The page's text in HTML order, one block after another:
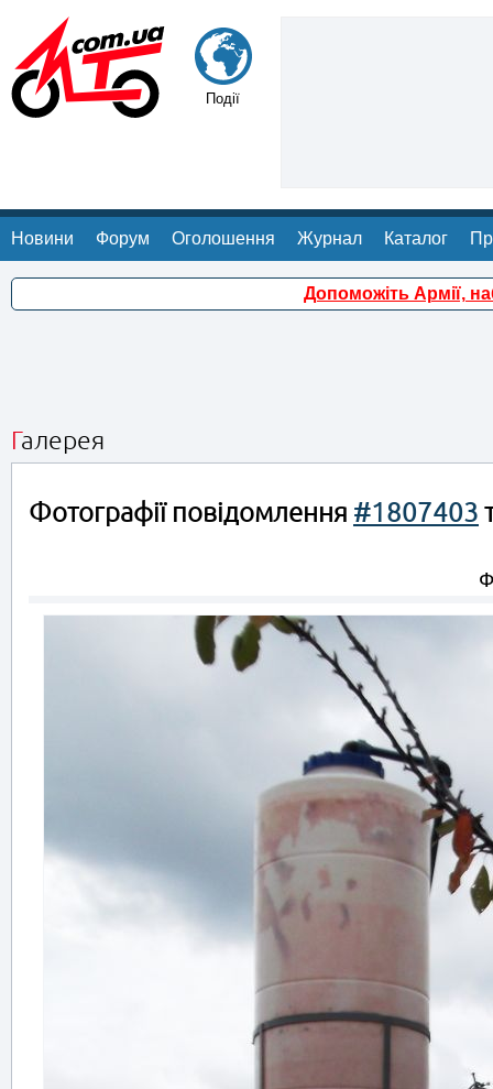
Події
Новини Форум Оголошення Журнал Каталог
Допоможіть Армії,
Галерея
Фотографії повідомлення #1807403